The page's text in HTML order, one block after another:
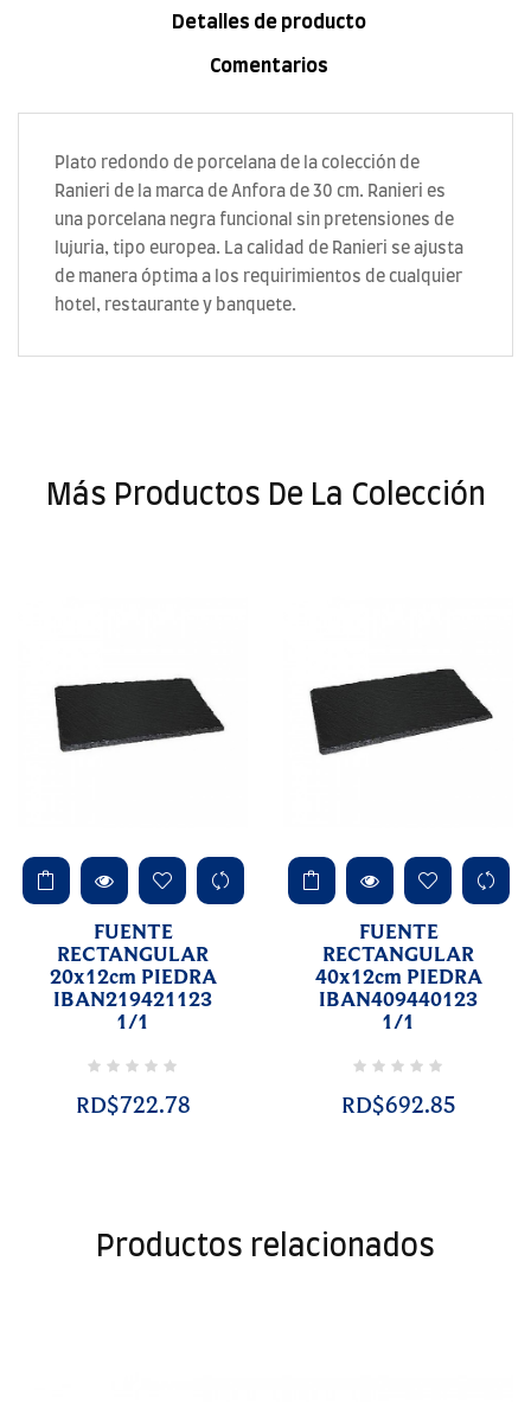
Detalles de producto
Comentarios
Plato redondo de porcelana de la colección de
Ranieri de la marca de Anfora de 30 cm. Ranieri es
una porcelana negra funcional sin pretensiones de
lujuria, tipo europea. La calidad de Ranieri se ajusta
de manera óptima a los requirimientos de cualquier
hotel, restaurante y banquete.
Más Productos De La Colección
FUENTE
RECTANGULAR
20x12cm PIEDRA
IBAN219421123
1/1
RD$722.78
FUENTE
RECTANGULAR
40x12cm PIEDRA
IBAN409440123
1/1
RD$692.85
Productos relacionados